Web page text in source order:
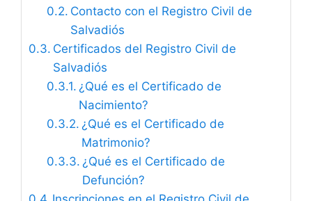
Contacto con el Registro Civil de
Salvadiós
Certificados del Registro Civil de
Salvadiós
¿Qué es el Certificado de
Nacimiento?
¿Qué es el Certificado de
Matrimonio?
¿Qué es el Certificado de
Defunción?